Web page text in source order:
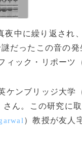
夜中に繰り返さ
だったこの音の
ィック・リポーツ
ケンブリッジ大学
さん。この研究に
）教授が友人